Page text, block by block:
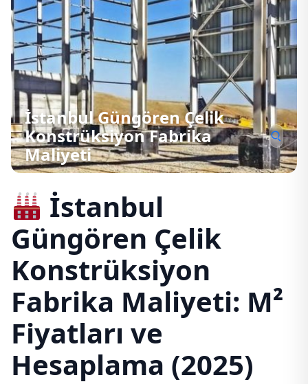
İstanbul Güngören Çelik
Konstrüksiyon Fabrika
Maliyeti
İstanbul
Güngören Çelik
Konstrüksiyon
Fabrika Maliyeti: M²
Fiyatları ve
Hesaplama (2025)